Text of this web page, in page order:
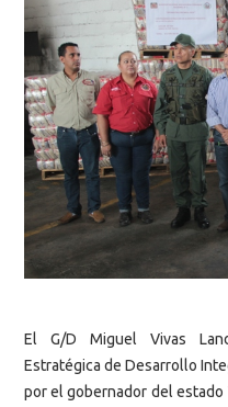
El G/D Miguel Vivas
Estratégica de Desarrollo
por el gobernador del estado